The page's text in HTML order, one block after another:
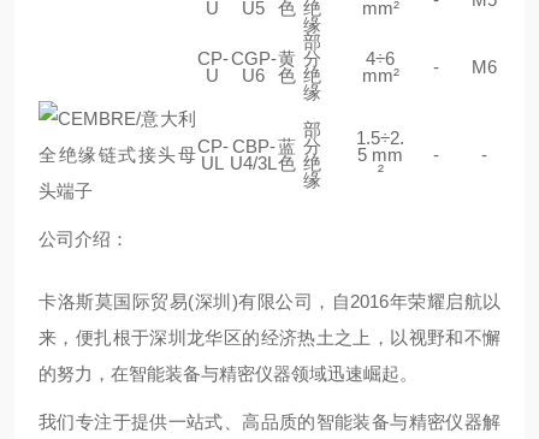
U
U5
色 绝
缘
mm²
CP-
U
CGP-
U6
黄
色
部
分
绝
缘
4÷6
mm²
- M6
CP-
UL
CBP-
U4/3L
蓝
色
部
分
绝
缘
1.5÷2.
5 mm
²
- -
公司介绍：
卡洛斯莫国际贸易(深圳)有限公司，自2016年荣耀启航以
来，便扎根于深圳龙华区的经济热土之上，以视野和不懈
的努力，在智能装备与精密仪器领域迅速崛起。
我们专注于提供一站式、高品质的智能装备与精密仪器解